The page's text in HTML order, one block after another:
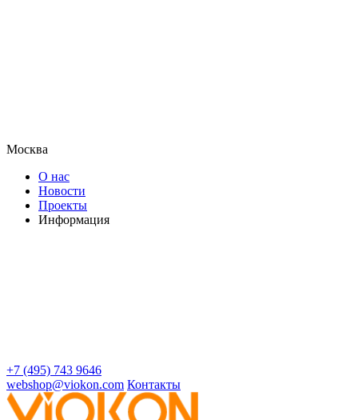
Москва
О нас
Новости
Проекты
Информация
+7 (495) 743 9646
webshop@viokon.com Контакты